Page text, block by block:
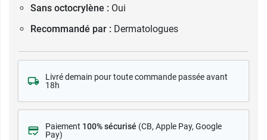
Sans octocrylène : Oui
Recommandé par : Dermatologues
Livré demain pour toute commande passée avant
18h
Paiement 100% sécurisé (CB, Apple Pay, Google
Pay)